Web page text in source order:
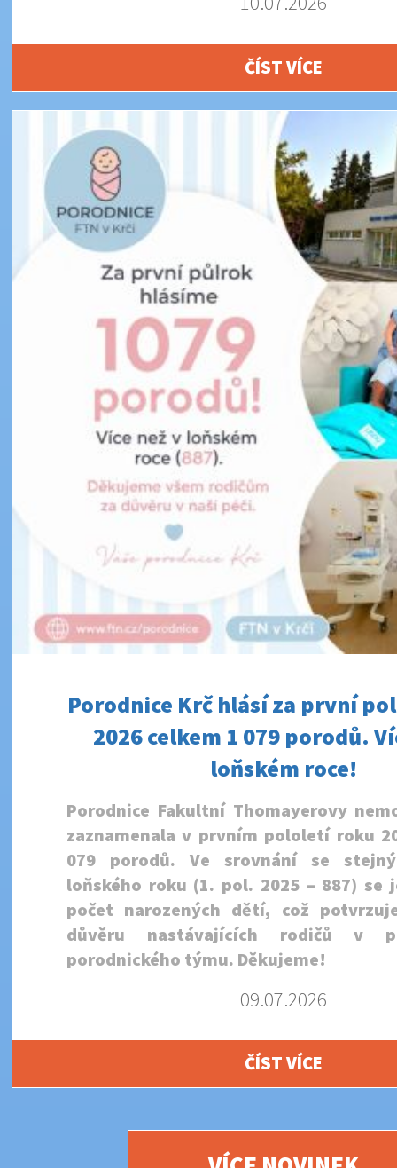
ČÍST VÍCE
Porodnice Krč hlásí za první
2026 celkem 1 079 porodů.
loňském roce!
Porodnice Fakultní Thomayerovy
zaznamenala v prvním pololetí roku
079 porodů. Ve srovnání se
loňského roku (1. pol. 2025 – 887) se
počet narozených dětí, což
důvěru nastávajících rodičů v
porodnického týmu. Děkujeme!
09.07.2026
ČÍST VÍCE